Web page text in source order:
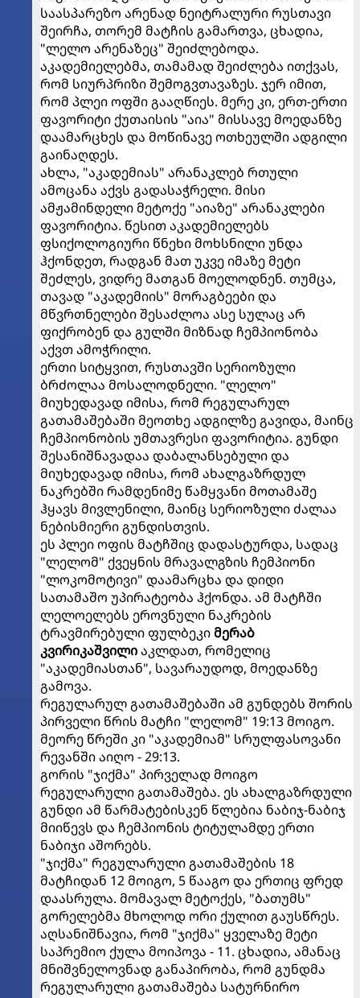
საასპარეზო არენად ნეიტრალური რუსთავი
შეირჩა, თორემ მატჩის გამართვა, ცხადია,
"ლელო არენაზეც" შეიძლებოდა.
აკადემიელებმა, თამამად შეიძლება ითქვას,
რომ სიურპრიზი შემოგვთავაზეს. ჯერ იმით,
რომ პლეი ოფში გააღწიეს. მერე კი, ერთ-ერთი
ფავორიტი ქუთაისის "აია" მისსავე მოედანზე
დაამარცხეს და მოწინავე ოთხეულში ადგილი
გაინაღდეს.
ახლა, "აკადემიას" არანაკლებ რთული
ამოცანა აქვს გადასაჭრელი. მისი
ამჟამინდელი მეტოქე "აიაზე" არანაკლები
ფავორიტია. წესით აკადემიელებს
ფსიქოლოგიური წნეხი მოხსნილი უნდა
ჰქონდეთ, რადგან მათ უკვე იმაზე მეტი
შეძლეს, ვიდრე მათგან მოელოდნენ. თუმცა,
თავად "აკადემიის" მორაგბეები და
მწვრთნელები შესაძლოა ასე სულაც არ
ფიქრობენ და გულში მიზნად ჩემპიონობა
აქვთ ამოჭრილი.
ერთი სიტყვით, რუსთავში სერიოზული
ბრძოლაა მოსალოდნელი. "ლელო"
მიუხედავად იმისა, რომ რეგულარულ
გათამაშებაში მეოთხე ადგილზე გავიდა, მაინც
ჩემპიონობის უმთავრესი ფავორიტია. გუნდი
შესანიშნავადაა დაბალანსებული და
მიუხედავად იმისა, რომ ახალგაზრდულ
ნაკრებში რამდენიმე წამყვანი მოთამაშე
ჰყავს მივლენილი, მაინც სერიოზული ძალაა
ნებისმიერი გუნდისთვის.
ეს პლეი ოფის მატჩშიც დადასტურდა, სადაც
"ლელომ" ქვეყნის მრავალგზის ჩემპიონი
"ლოკომოტივი" დაამარცხა და დიდი
სათამაშო უპირატეობა ჰქონდა. ამ მატჩში
ლელოელებს ეროვნული ნაკრების
ტრავმირებული ფულბეკიმერაბ
კვირიკაშვილიაკლდათ, რომელიც
"აკადემიასთან", სავარაუდოდ, მოედანზე
გამოვა.
რეგულარულ გათამაშებაში ამ გუნდებს შორის
პირველი წრის მატჩი "ლელომ" 19:13 მოიგო.
მეორე წრეში კი "აკადემიამ" სრულფასოვანი
რევანში აიღო - 29:13.
გორის "ჯიქმა" პირველად მოიგო
რეგულარული გათამაშება. ეს ახალგაზრდული
გუნდი ამ წარმატებისკენ წლებია ნაბიჯ-ნაბიჯ
მიიწევს და ჩემპიონის ტიტულამდე ერთი
ნაბიჯი აშორებს.
"ჯიქმა" რეგულარული გათამაშების 18
მატჩიდან 12 მოიგო, 5 წააგო და ერთიც ფრედ
დაასრულა. მომავალ მეტოქეს, "ბათუმს"
გორელებმა მხოლოდ ორი ქულით გაუსწრეს.
აღსანიშნავია, რომ "ჯიქმა" ყველაზე მეტი
საპრემიო ქულა მოიპოვა - 11. ცხადია, ამანაც
მნიშვნელოვნად განაპირობა, რომ გუნდმა
რეგულარული გათამაშება სატურნირო